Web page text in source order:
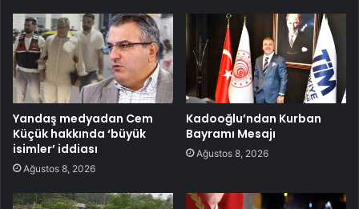
Yandaş medyadan Cem
Küçük hakkında ‘büyük
isimler’ iddiası
Ağustos 8, 2026
Kadooğlu’ndan Kurban
Bayramı Mesajı
Ağustos 8, 2026